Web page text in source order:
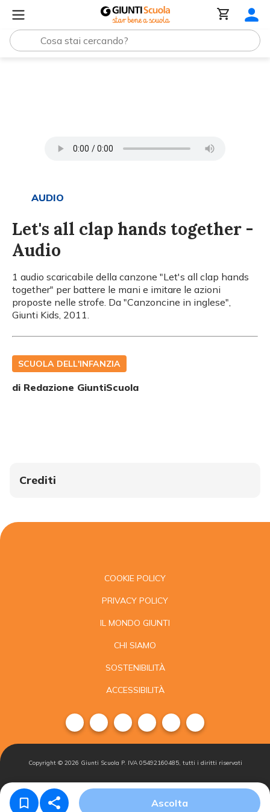
AUDIO
Let's all clap hands together -
Audio
1 audio scaricabile della canzone "Let's all clap hands
together" per battere le mani e imitare le azioni
proposte nelle strofe. Da "Canzoncine in inglese",
Giunti Kids, 2011.
SCUOLA DELL'INFANZIA
di Redazione GiuntiScuola
Crediti
Ascolta
COOKIE POLICY
PRIVACY POLICY
IL MONDO GIUNTI
CHI SIAMO
SOSTENIBILITÀ
ACCESSIBILITÀ
Copyright © 2026 Giunti Scuola P. IVA 05492160485, tutti i diritti riservati
Condizioni di
vendita
Gestisci i
Iscriviti alla
newsletter